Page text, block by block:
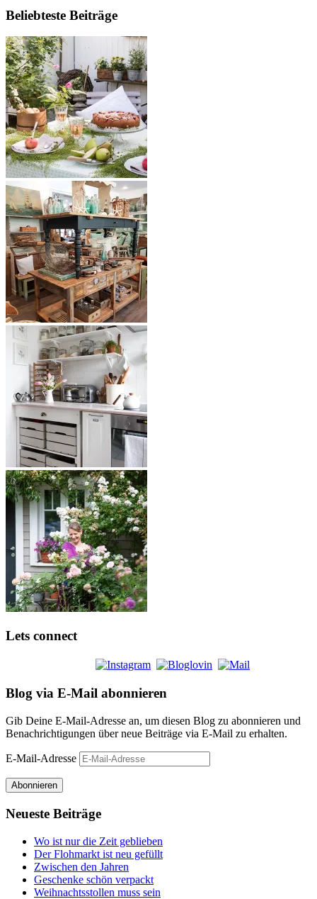
Beliebteste Beiträge
Lets connect
Blog via E-Mail abonnieren
Gib Deine E-Mail-Adresse an, um diesen Blog zu abonnieren und
Benachrichtigungen über neue Beiträge via E-Mail zu erhalten.
E-Mail-Adresse
Abonnieren
Neueste Beiträge
Wo ist nur die Zeit geblieben
Der Flohmarkt ist neu gefüllt
Zwischen den Jahren
Geschenke schön verpackt
Weihnachtsstollen muss sein